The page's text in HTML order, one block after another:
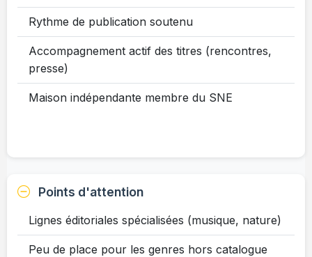
Rythme de publication soutenu
Accompagnement actif des titres (rencontres,
presse)
Maison indépendante membre du SNE
Points d'attention
Lignes éditoriales spécialisées (musique, nature)
Peu de place pour les genres hors catalogue